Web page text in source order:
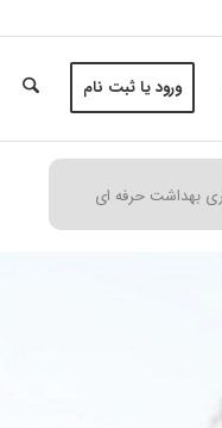
ورود یا ثبت نام
بهداشت حرفه ای